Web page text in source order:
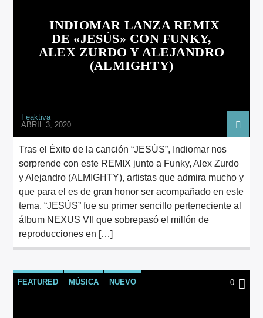
INDIOMAR LANZA REMIX
DE «JESÚS» CON FUNKY,
ALEX ZURDO Y ALEJANDRO
(ALMIGHTY)
Feaktiva
ABRIL 3, 2020
Tras el Éxito de la canción “JESÚS”, Indiomar nos
sorprende con este REMIX junto a Funky, Alex Zurdo
y Alejandro (ALMIGHTY), artistas que admira mucho y
que para el es de gran honor ser acompañado en este
tema. “JESÚS” fue su primer sencillo perteneciente al
álbum NEXUS VII que sobrepasó el millón de
reproducciones en […]
FEATURED MÚSICA NUEVO 0